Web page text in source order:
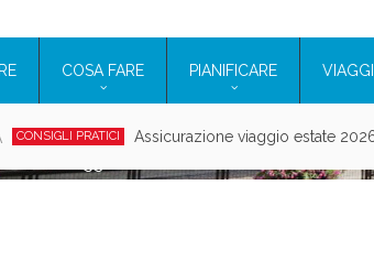
COSA FARE PIANIFICARE VIAGGI
CONSIGLI PRATICI Cosmetici solidi in viaggio: i